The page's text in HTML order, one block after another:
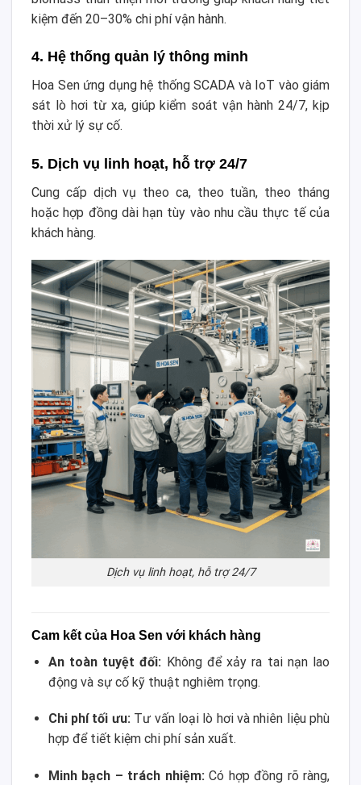
kiệm đến 20–30% chi phí vận hành.
4. Hệ thống quản lý thông minh
Hoa Sen ứng dụng hệ thống SCADA và IoT vào giám
sát lò hơi từ xa, giúp kiểm soát vận hành 24/7, kịp
thời xử lý sự cố.
5. Dịch vụ linh hoạt, hỗ trợ 24/7
Cung cấp dịch vụ theo ca, theo tuần, theo tháng
hoặc hợp đồng dài hạn tùy vào nhu cầu thực tế của
khách hàng.
Dịch vụ linh hoạt, hỗ trợ 24/7
Cam kết của Hoa Sen với khách hàng
An toàn tuyệt đối: Không để xảy ra tai nạn lao
động và sự cố kỹ thuật nghiêm trọng.
Chi phí tối ưu:Tư vấn loại lò hơi và nhiên liệu phù
hợp để tiết kiệm chi phí sản xuất.
Minh bạch – trách nhiệm:Có hợp đồng rõ ràng,